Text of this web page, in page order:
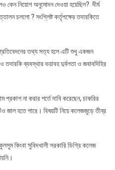
কেন নিয়োগ অনুমোদন দেওয়া হয়েছিল? দীর্ঘ
চললো ? সংশ্লিষ্ট কর্তৃপক্ষের তদারকিতে
তথ্য সত্য হলে এটি শুধু একজন
ব্যবস্থার ভয়াবহ দুর্বলতা ও জবাবদিহির
না করার শর্তে দাবি করেছেন, চাকরির
জাল হতে পারে। বিষয়টি নিয়ে কলেজজুড়ে তীব্র
কিংবা সুবিদখালী সরকারি ডিগ্রি কলেজ